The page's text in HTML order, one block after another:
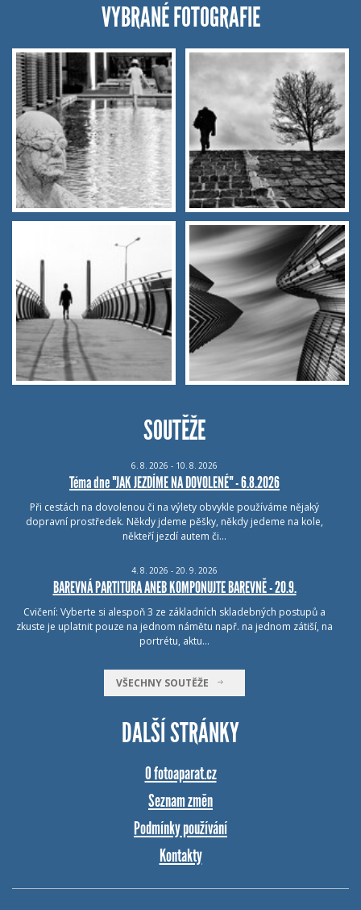
VYBRANÉ FOTOGRAFIE
SOUTĚŽE
6. 8. 2026 - 10. 8. 2026
Téma dne "JAK JEZDÍME NA DOVOLENÉ" - 6.8.2026
Při cestách na dovolenou či na výlety obvykle používáme nějaký
dopravní prostředek. Někdy jdeme pěšky, někdy jedeme na kole,
někteří jezdí autem či…
4. 8. 2026 - 20. 9. 2026
BAREVNÁ PARTITURA ANEB KOMPONUJTE BAREVNĚ - 20.9.
Cvičení: Vyberte si alespoň 3 ze základních skladebných postupů a
zkuste je uplatnit pouze na jednom námětu např. na jednom zátiší, na
portrétu, aktu…
VŠECHNY SOUTĚŽE
DALŠÍ STRÁNKY
O fotoaparat.cz
Seznam změn
Podmínky používání
Kontakty